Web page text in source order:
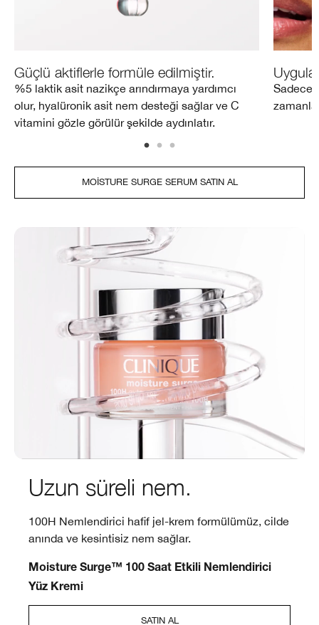
Güçlü aktiflerle formüle edilmiştir.
%5 laktik asit nazikçe arındırmaya yardımcı
olur, hyalüronik asit nem desteği sağlar ve C
vitamini gözle görülür şekilde aydınlatır.
Sadece
MOISTURE SURGE SERUM SATIN AL
Uzun süreli nem.
100H Nemlendirici hafif jel-krem formülümüz, cilde
anında ve kesintisiz nem sağlar.
Moisture Surge™ 100 Saat Etkili Nemlendirici
Yüz Kremi
SATIN AL